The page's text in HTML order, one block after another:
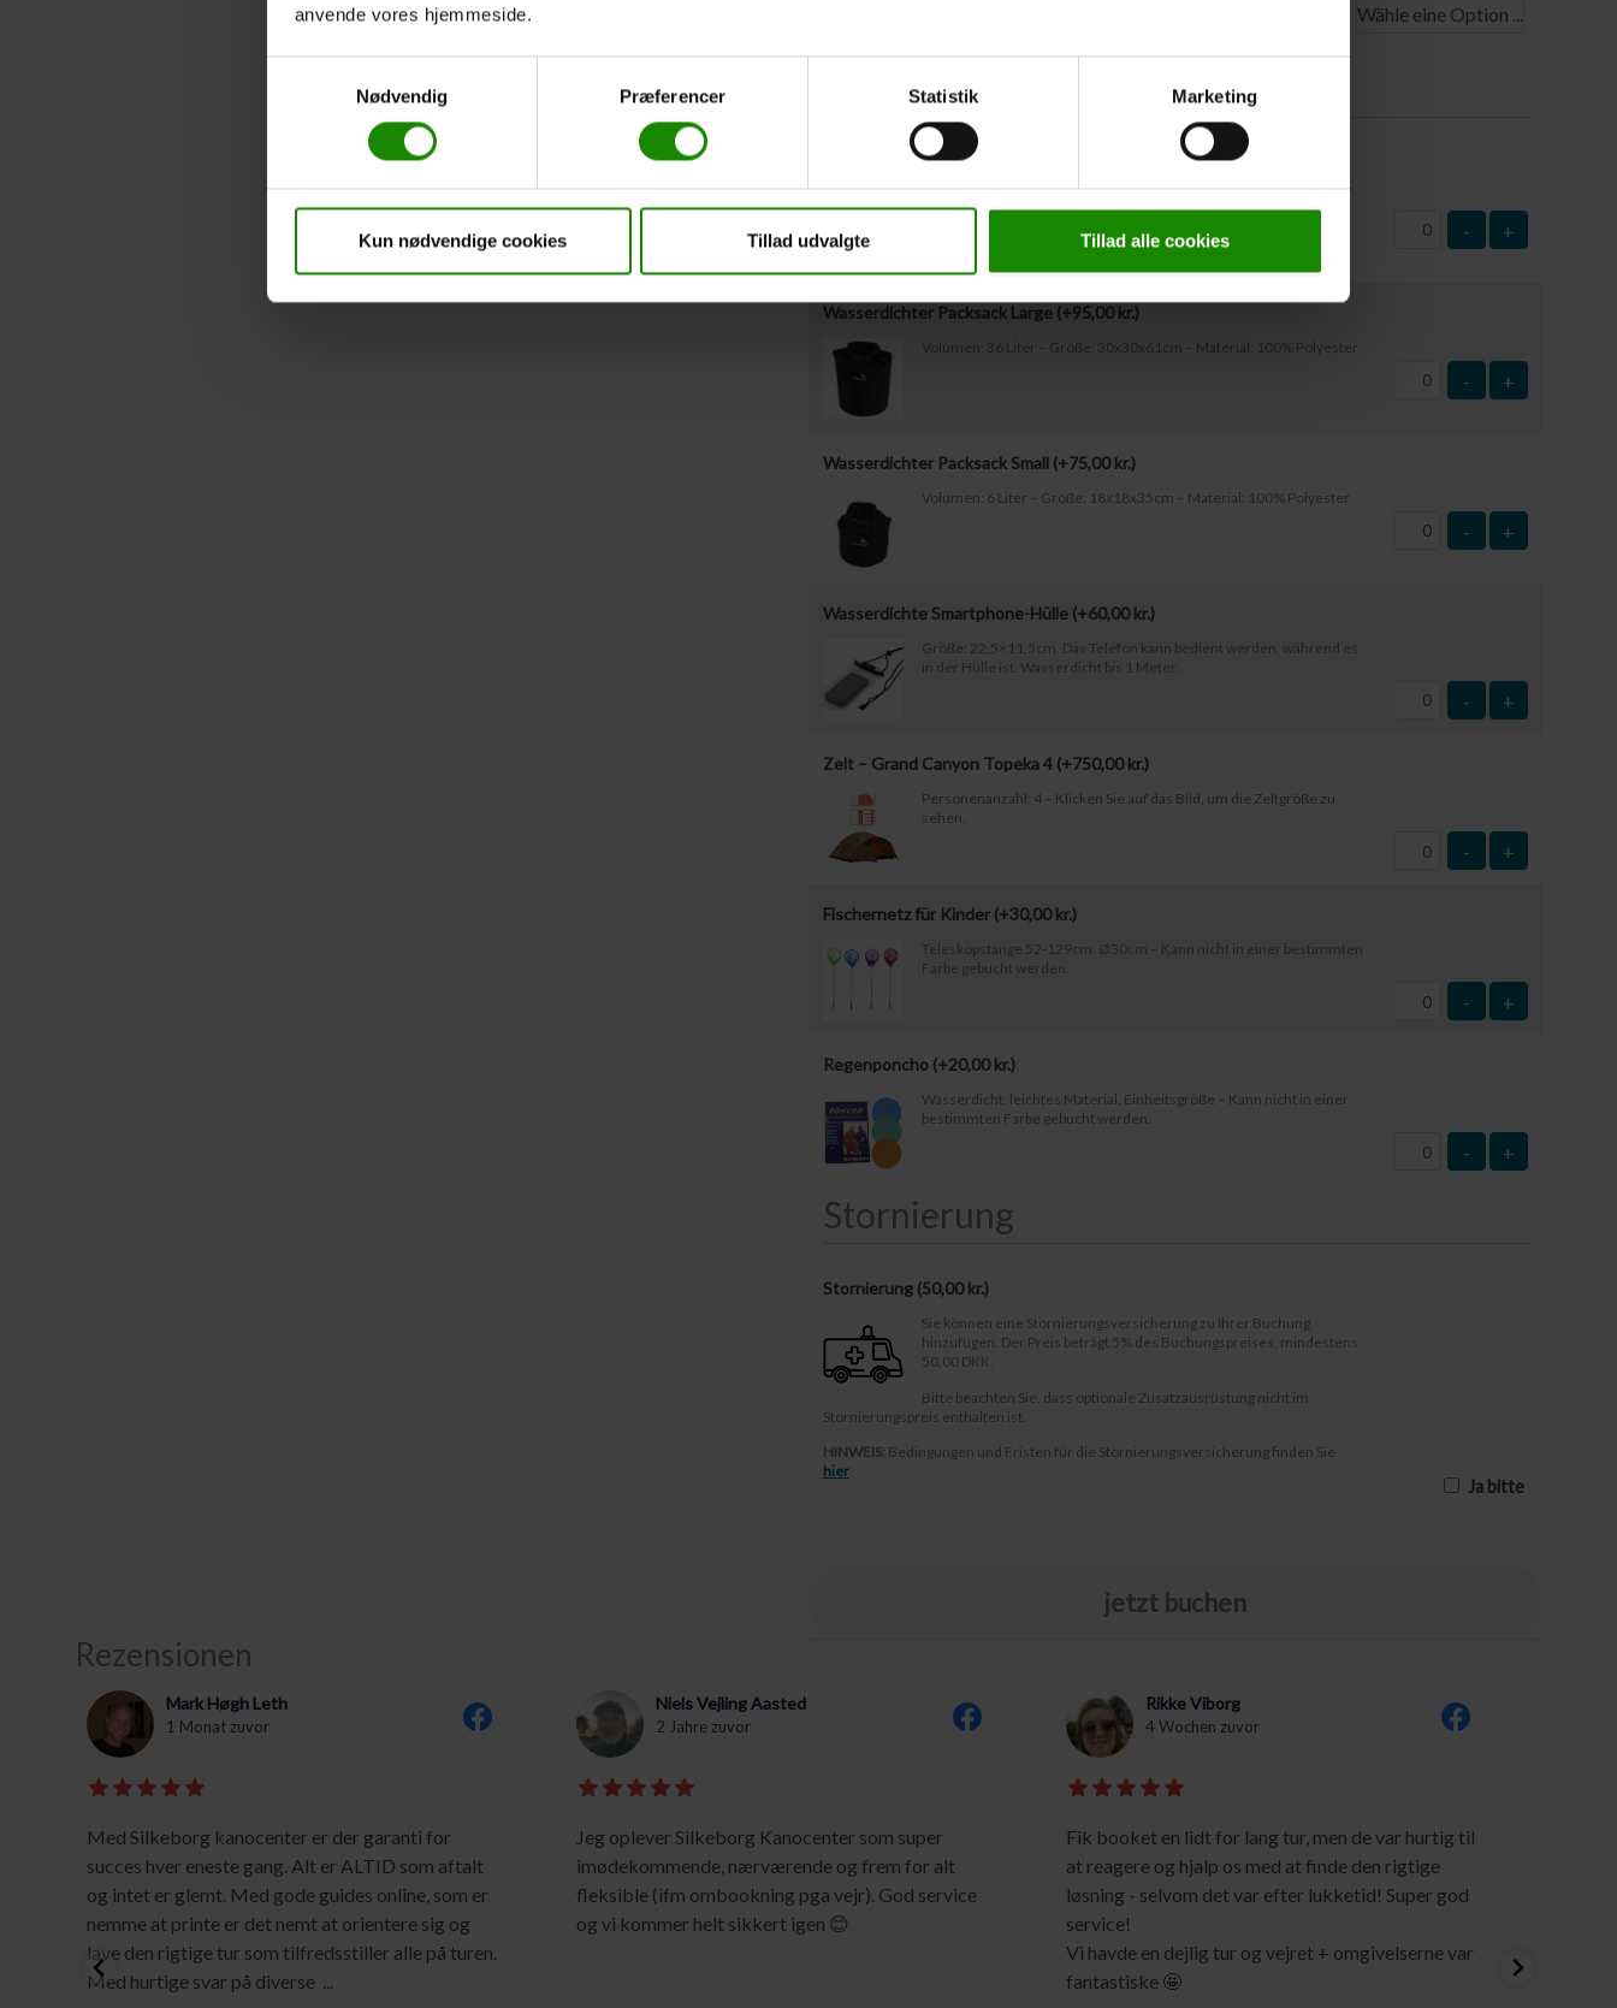
anvende vores hjemmeside.
Nødvendig
Præferencer Statistik Marketing
Kun nødvendige cookies Tillad udvalgte Tillad alle cookies
Zusätzliche Ausrüstung
Gepäcktonne mit Deckel Miete (+
- +
Wasserdichter Packsack Large (+95,00 kr.)
Volumen: 36 Liter – Größe: 30x30x61cm – Material: 100% Polyester
- +
Wasserdichter Packsack Small (+75,00kr.)
Volumen: 6 Liter – Größe: 18x18x35cm – Material: 100% Polyester
- +
Wasserdichte Smartphone-Hülle (+60,00kr.)
Größe: 22,5×11,5cm. Das Telefon kann bedient werden, während es
in der Hülle ist. Wasserdicht bis 1 Meter.
- +
Zelt – Grand Canyon Topeka 4 (+750,00kr.)
Personenanzahl: 4 – Klicken Sie auf das Bild, um die Zeltgröße zu
sehen.
- +
Fischernetz für Kinder (+30,00kr.)
Teleskopstange 52-129cm. Ø30cm – Kann nicht in einer bestimmten
Farbe gebucht werden.
- +
Regenponcho (+20,00kr.)
Wasserdicht, leichtes Material, Einheitsgröße – Kann nicht in einer
bestimmten Farbe gebucht werden.
- +
Stornierung
Stornierung (50,00 kr.)
Sie können eine Stornierungsversicherung zu Ihrer Buchung
hinzufügen. Der Preis beträgt 5% des Buchungspreises, mindestens
50,00 DKK.
Bitte beachten Sie, dass optionale Zusatzausrüstung nicht im
Stornierungspreis enthalten ist.
HINWEIS: Bedingungen und Fristen für die Stornierungsversicherung finden Sie
hier
Ja bitte
jetzt buchen
Rezensionen
Mark Høgh Leth
1 Monat zuvor
Med Silkeborg kanocenter er der garanti for
succes hver eneste gang. Alt er ALTID som aftalt
og intet er glemt. Med gode guides online, som er
nemme at printe er det nemt at orientere sig og
lave den rigtige tur som tilfredsstiller alle på turen.
Med hurtige svar på diverse ...
Niels Vejling Aasted
2 Jahre zuvor
Jeg oplever Silkeborg Kanocenter som super
imødekommende, nærværende og frem for alt
fleksible (ifm ombookning pga vejr). God service
og vi kommer helt sikkert igen 😊
Rikke Viborg
4 Wochen zuvor
Fik booket en lidt for lang tur, men de var hurtig til
at reagere og hjalp os med at finde den rigtige
løsning - selvom det var efter lukketid! Super god
service!
Vi havde en dejlig tur og vejret + omgivelserne var
fantastiske 🤩